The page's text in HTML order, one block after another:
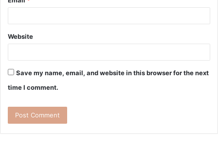
Website
Save my name, email, and website in this browser for the next
time I comment.